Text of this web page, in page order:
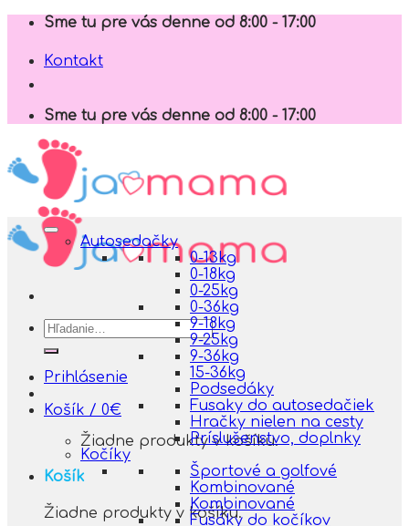
Skip
content
Sme tu pre vás denne od 8:00 - 17:00
Kontakt
Sme tu pre vás denne od 8:00 - 17:00
Hľadať:
Prihlásenie
Košík / 0€
Žiadne produkty v košíku.
Košík
Žiadne produkty v košíku.
Autosedačky
0-13kg
0-18kg
0-25kg
0-36kg
9-18kg
9-25kg
9-36kg
15-36kg
Podsedáky
Fusaky do autosedačiek
Hračky nielen na cesty
Príslušenstvo, doplnky
Kočíky
Športové a golfové
Kombinované
Kombinované
Fusáky do kočíkov